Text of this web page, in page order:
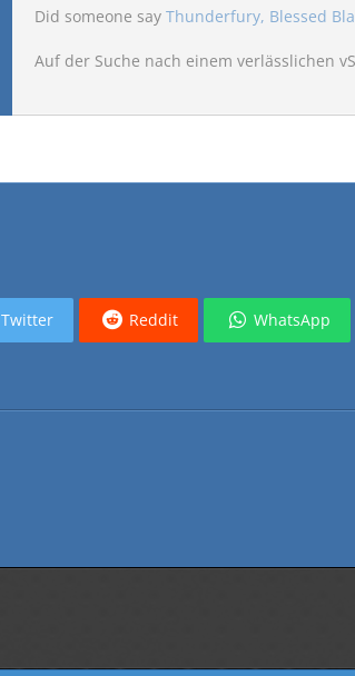
Did someone say Thunderfury, Blessed
Auf der Suche nach einem verlässlichen
Twitter Reddit WhatsApp